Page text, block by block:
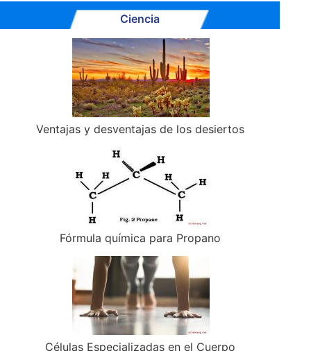
Ciencia
Ventajas y desventajas de los desiertos
Fórmula química para Propano
Células Especializadas en el Cuerpo